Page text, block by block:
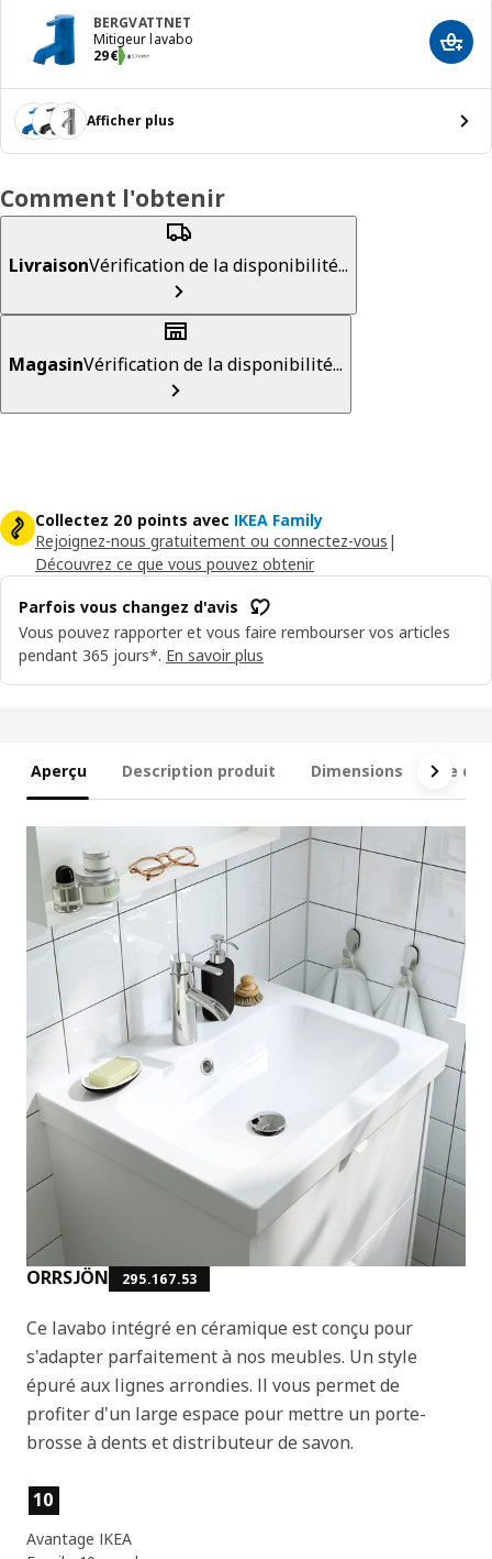
BERGVATTNET
Mitigeur lavabo
29€
Prix 29€
Afficher plus
Comment l'obtenir
LivraisonVérification de la disponibilité...
MagasinVérification de la disponibilité...
Collectez 20 points avec IKEA Family
Rejoignez-nous gratuitement ou connectez-vous |
Découvrez ce que vous pouvez obtenir
Parfois vous changez d'avis
Vous pouvez rapporter et vous faire rembourser vos articles
pendant 365 jours*. En savoir plus
Aperçu Description produit Dimensions Ce
ORRSJÖN 295.167.53
Ce lavabo intégré en céramique est conçu pour
s'adapter parfaitement à nos meubles. Un style
épuré aux lignes arrondies. Il vous permet de
profiter d'un large espace pour mettre un porte-
brosse à dents et distributeur de savon.
Caractéristiques du produit
10
Avantage IKEA